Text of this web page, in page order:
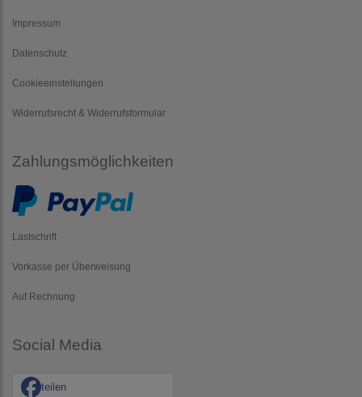
Impressum
Datenschutz
Cookieeinstellungen
Widerrufsrecht & Widerrufsformular
Zahlungsmöglichkeiten
Lastschrift
Vorkasse per Überweisung
Auf Rechnung
Social Media
teilen